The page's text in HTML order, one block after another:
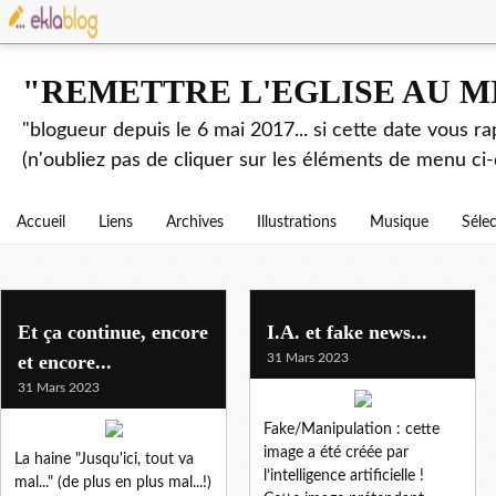
"REMETTRE L'EGLISE AU
"blogueur depuis le 6 mai 2017... si cette date vous
(n'oubliez pas de cliquer sur les éléments de menu
Accueil Liens Archives Illustrations Musique
Et ça continue, encore
et encore...
31 Mars 2023
La haine "Jusqu'ici, tout va
mal..." (de plus en plus mal...!)
I.A. et fake news...
31 Mars 2023
Fake/Manipulation : cette
image a été créée par
l’intelligence artificielle !